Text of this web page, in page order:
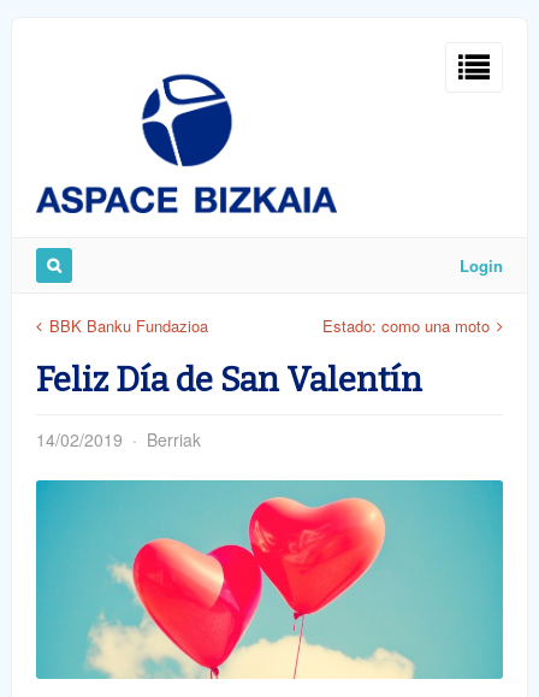
Remember
Login
BBK Banku Fundazioa Estado: como una moto
Feliz Día de San Valentín
14/02/2019 Berriak